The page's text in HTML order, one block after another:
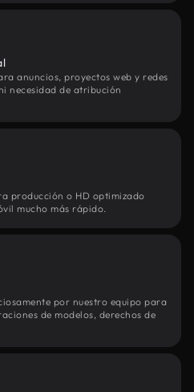
anuncios, proyectos web y redes
necesidad de atribución
producción o HD optimizado
mucho más rápido.
por nuestro equipo para
de modelos, derechos de